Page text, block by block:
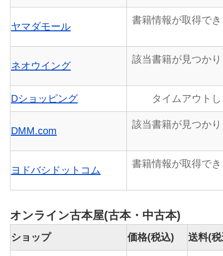
ヤマダモール
書籍情報が取得で
ネオウイング
該当書籍が見つか
Dショッピング タイムアウト
DMM.com
該当書籍が見つか
ヨドバシドットコム
書籍情報が取得で
オンライン古本屋(古本・中古本)
ショップ 価格(税込) 送料(